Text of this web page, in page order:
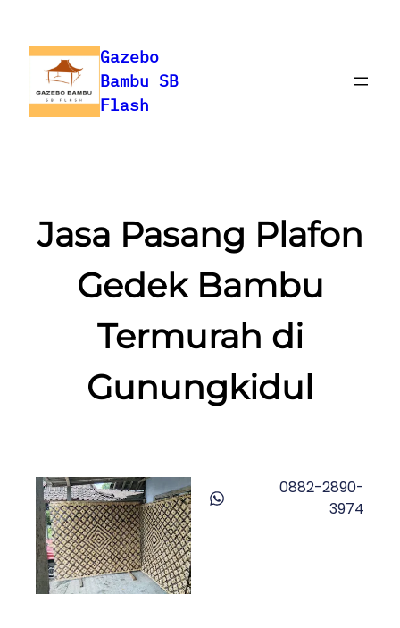
Gazebo
Bambu SB
Flash
Jasa Pasang Plafon
Gedek Bambu
Termurah di
Gunungkidul
0882-2890-
3974